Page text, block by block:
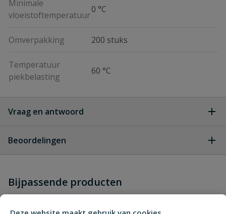
Minimale
vloeistoftemperatuur
0 °C
Omverpakking 200 stuks
Temperatuur
piekbelasting
60 °C
Vraag en antwoord
dit product?
Beoordelingen
Schrijf zelf een beoordeling
Bijpassende producten